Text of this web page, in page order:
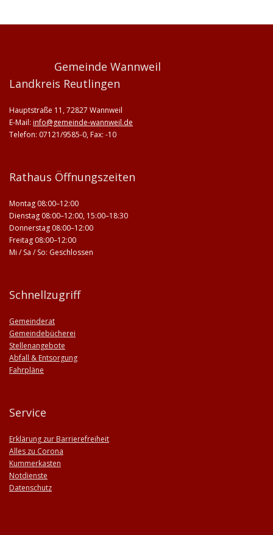
Gemeinde Wannweil
Landkreis Reutlingen
Hauptstraße 11, 72827 Wannweil
E-Mail: info@gemeinde-wannweil.de
Telefon: 07121/9585-0, Fax: -10
Rathaus Öffnungszeiten
Montag 08:00–12:00
Dienstag 08:00–12:00, 15:00–18:30
Donnerstag 08:00–12:00
Freitag 08:00–12:00
Mi / Sa / So: Geschlossen
Schnellzugriff
Gemeinderat
Gemeindebücherei
Stellenangebote
Abfall & Entsorgung
Fahrpläne
Service
Erklärung zur Barrierefreiheit
Alles zu Corona
Kummerkasten
Notdienste
Datenschutz